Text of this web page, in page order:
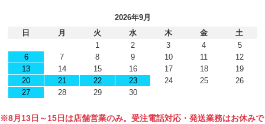
2026年9月
日
月 火 水 木 金
土
1
2 3 4
5
6
7 8 9 10 11
12
13
14 15 16 17 18
19
20
21 22 23 24 25
26
27
28 29 30
※8月13日～15日は店舗営業のみ。受注電話対応・発送業務はお休みで